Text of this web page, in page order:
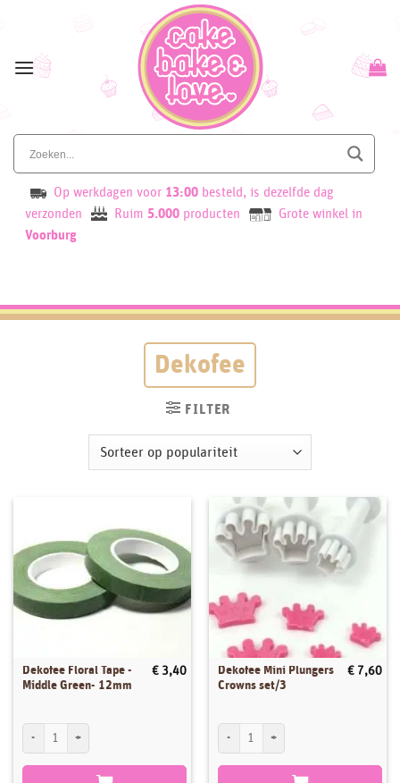
content
Op werkdagen voor 13:00 besteld, is dezelfde dag
verzonden
Ruim 5.000 producten
Grote winkel in
Voorburg
Dekofee
FILTER
Dekofee Floral Tape -
Middle Green- 12mm
€ 3,40
Dekofee Floral Tape -Middle Green- 12mm aantal
Dekofee Mini Plungers
Crowns set/3
€ 7,60
Dekofee Mini Plungers Crowns set/3